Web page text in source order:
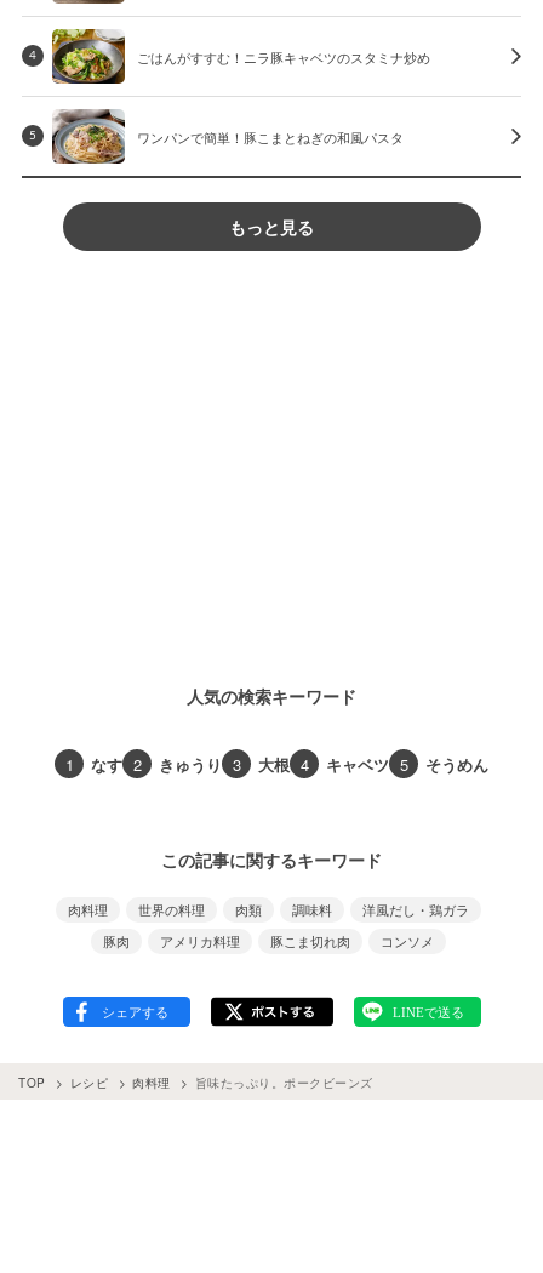
4 ごはんがすすむ！ニラ豚キャベツのスタミナ炒め
5 ワンパンで簡単！豚こまとねぎの和風パスタ
もっと見る
人気の検索キーワード
1 なす 2 きゅうり 3 大根 4 キャベツ 5 そうめん
この記事に関するキーワード
肉料理 世界の料理 肉類 調味料
洋風だし・鶏ガラ
豚肉
アメリカ料理 豚こま切れ肉 コンソメ
TOP レシピ 肉料理 旨味たっぷり。ポークビーンズ